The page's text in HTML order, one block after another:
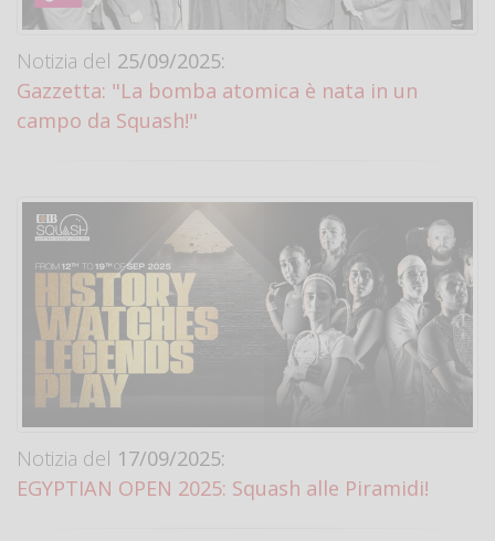
Notizia del 25/09/2025:
Gazzetta: "La bomba atomica è nata in un
campo da Squash!"
Notizia del 17/09/2025:
EGYPTIAN OPEN 2025: Squash alle Piramidi!